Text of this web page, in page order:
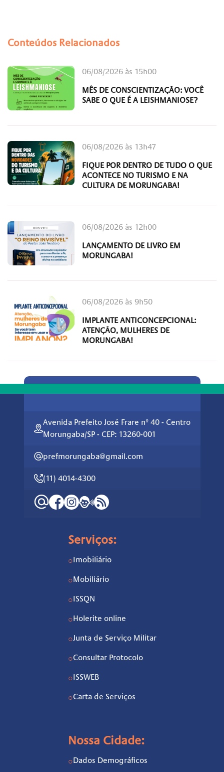
Conteúdos Relacionados
06/08/2026 às 15h00
MÊS DE CONSCIENTIZAÇÃO: VOCÊ
SABE O QUE É A LEISHMANIOSE?
06/08/2026 às 13h47
FIQUE POR DENTRO DE TUDO O QUE
ACONTECE NO TURISMO E NA
CULTURA DE MORUNGABA!
06/08/2026 às 12h00
LANÇAMENTO DE LIVRO EM
MORUNGABA!
06/08/2026 às 9h50
IMPLANTE ANTICONCEPCIONAL:
ATENÇÃO, MULHERES DE
MORUNGABA!
Avenida Prefeito José Frare nº 40 - Centro
Morungaba/SP - CEP: 13260-001
prefmorungaba@gmail.com
(11) 4014-4300
Serviços:
○Imobiliário
○Mobiliário
○ISSQN
○Holerite online
○Junta de Serviço Militar
○Consultar Protocolo
○ISSWEB
○Carta de Serviços
Nossa Cidade:
○Dados Demográficos